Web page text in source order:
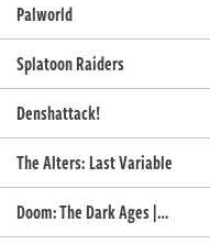
Palworld
Splatoon Raiders
Denshattack!
The Alters: Last Variable
Doom: The Dark Ages |…